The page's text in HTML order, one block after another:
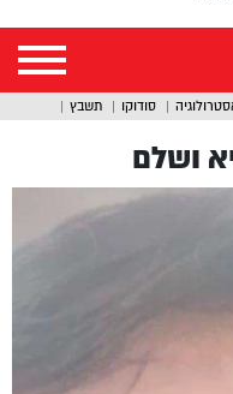
סודוקו תשבץ
ושלם